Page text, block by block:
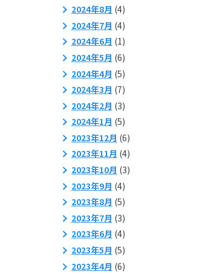
2024年8月 (4)
2024年7月 (4)
2024年6月 (1)
2024年5月 (6)
2024年4月 (5)
2024年3月 (7)
2024年2月 (3)
2024年1月 (5)
2023年12月 (6)
2023年11月 (4)
2023年10月 (3)
2023年9月 (4)
2023年8月 (5)
2023年7月 (3)
2023年6月 (4)
2023年5月 (5)
2023年4月 (6)